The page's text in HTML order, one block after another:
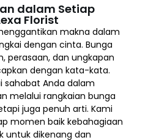
dalam Setiap
Florist
makna dalam
dengan cinta. Bunga
perasaan, dan ungkapan
dengan kata-kata.
sahabat Anda dalam
melalui rangkaian bunga
juga penuh arti. Kami
momen baik kebahagiaan
untuk dikenang dan